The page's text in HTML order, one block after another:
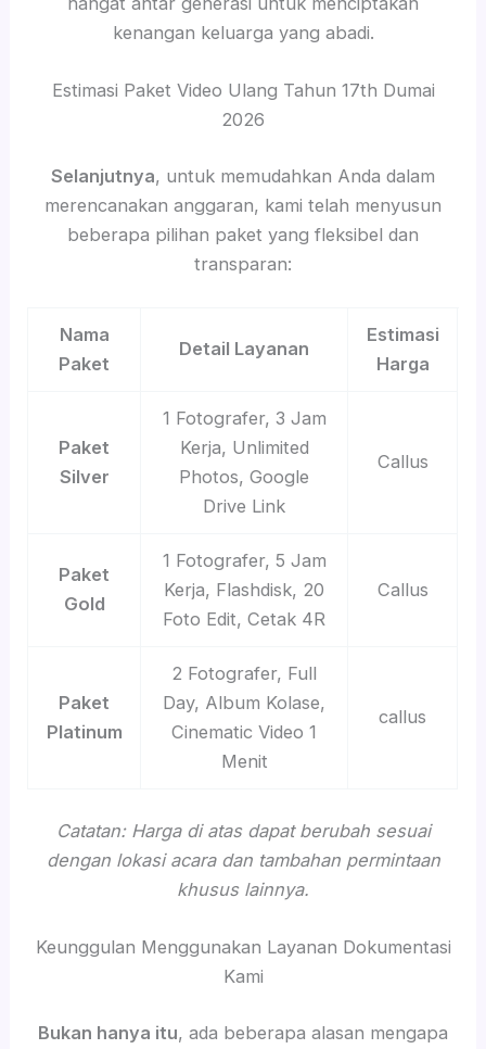
kenangan keluarga yang abadi.
Estimasi Paket Video Ulang Tahun 17th Dumai
2026
Selanjutnya, untuk memudahkan Anda dalam
merencanakan anggaran, kami telah menyusun
beberapa pilihan paket yang fleksibel dan
transparan:
Nama
Paket
Detail Layanan
Estimasi
Harga
Paket
Silver
1 Fotografer, 3 Jam
Kerja, Unlimited
Photos, Google
Drive Link
Callus
Paket
Gold
1 Fotografer, 5 Jam
Kerja, Flashdisk, 20
Foto Edit, Cetak 4R
Callus
Paket
Platinum
2 Fotografer, Full
Day, Album Kolase,
Cinematic Video 1
Menit
callus
Catatan: Harga di atas dapat berubah sesuai
dengan lokasi acara dan tambahan permintaan
khusus lainnya.
Keunggulan Menggunakan Layanan Dokumentasi
Kami
Bukan hanya itu, ada beberapa alasan mengapa